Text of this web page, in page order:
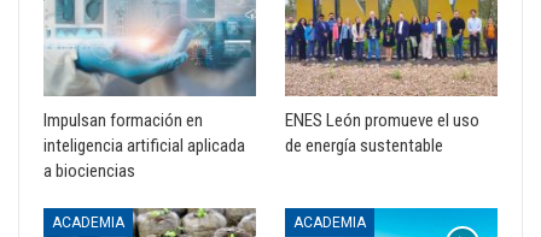
Impulsan formación en
inteligencia artificial aplicada
a biociencias
ENES León promueve el uso
de energía sustentable
ACADEMIA ACADEMIA